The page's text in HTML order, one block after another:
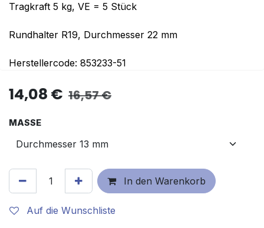
Tragkraft 5 kg, VE = 5 Stück
Rundhalter R19, Durchmesser 22 mm
Herstellercode: 853233-51
14,08 € 16,57€
MASSE
In den Warenkorb
Auf die Wunschliste